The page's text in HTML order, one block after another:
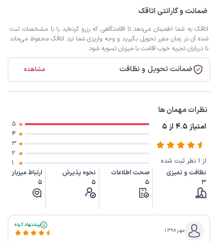
ضمانت و گارانتی اتاقک
اتاقک به شما اطمینان می‌دهد تا اقامتگاهی که رزرو کرده‌اید را با مشخصات ثبت
شده آن در زمان مقرر تحویل بگیرید و وجه واریزی شما نزد اتاقک محفوظ می‌ماند
تا درپایان تجربه خوب اقامت با میزبان تسویه شود.
ضمانت تحویل و نظافت مشاهده
نظرات مهمان ها
امتیاز 4.5 از 5
از 1 نظر ثبت شده
5
4
3
2
1
نظافت و تمیزی
3
صحت اطلاعات
5
نحوه پذیرش
5
ارتباط میزبان
5
مهر ۱۳۹۸
پیشنهاد کرده